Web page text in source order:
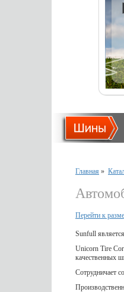
Главная »
Перейти к
Sunfull
Unicorn Tire
качественных
Сотрудничает